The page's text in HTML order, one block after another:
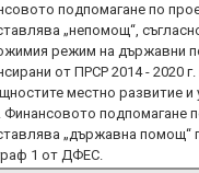
подпомагане по
„непомощ“,
режим на държавни
от ПРСР 2014 - 2020
местно развитие
Финансовото подпомагане
„държавна помощ“
1 от ДФЕС.